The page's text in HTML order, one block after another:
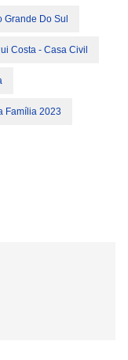
Grande Do Sul
Costa - Casa Civil
Família 2023